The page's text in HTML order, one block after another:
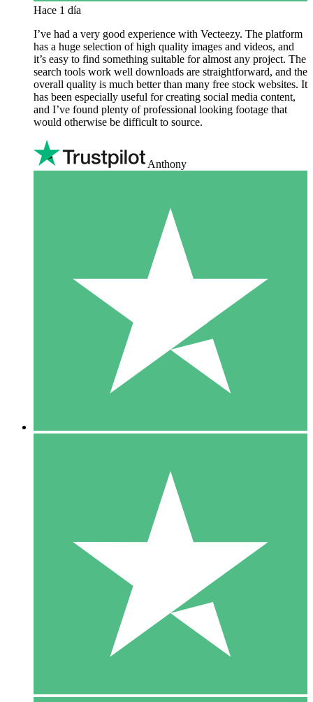
Hace 1 día
I’ve had a very good experience with Vecteezy. The platform
has a huge selection of high quality images and videos, and
it’s easy to find something suitable for almost any project. The
search tools work well downloads are straightforward, and the
overall quality is much better than many free stock websites. It
has been especially useful for creating social media content,
and I’ve found plenty of professional looking footage that
would otherwise be difficult to source.
Anthony